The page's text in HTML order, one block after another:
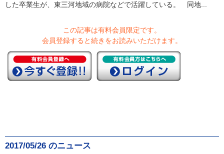
した卒業生が、東三河地域の病院などで活躍している。 同地...
この記事は有料会員限定です。
会員登録すると続きをお読みいただけます。
2017/05/26 のニュース